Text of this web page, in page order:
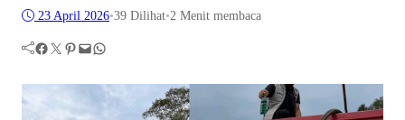
23 April 2026•39 Dilihat•2 Menit membaca
Facebook Twitter Pinterest Mail WhatsApp